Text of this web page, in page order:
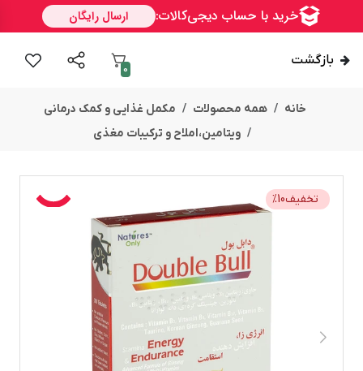
بازگشت
0
خانه همه محصولات
مکمل غذایی و کمک درمانی
ویتامین،املاح و ترکیبات مغذی
تخفیف %10